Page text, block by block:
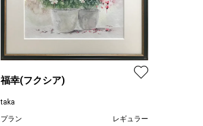
福幸(フクシア)
taka
プラン
レギュラー